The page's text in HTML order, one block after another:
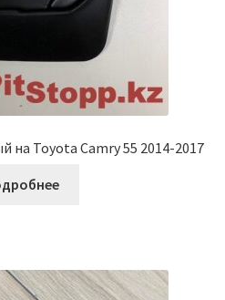
на Toyota Camry 55 2014-2017